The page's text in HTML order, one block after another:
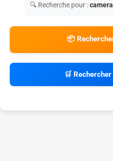
🔍 Recherche pour :
📦
🛒